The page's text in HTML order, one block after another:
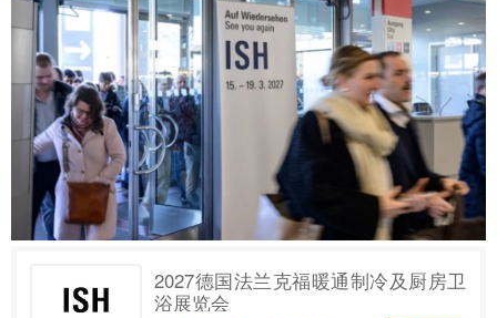
2027德国法兰克福暖通制冷及厨房卫
浴展览会